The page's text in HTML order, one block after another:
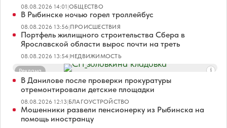
08.08.2026 14:01|ОБЩЕСТВО
В Рыбинске ночью горел троллейбус
08.08.2026 13:56|ПРОИСШЕСТВИЯ
Портфель жилищного строительства Сбера в
Ярославской области вырос почти на треть
08.08.2026 13:54|НЕДВИЖИМОСТЬ
Реклама
В Данилове после проверки прокуратуры
отремонтировали детские площадки
08.08.2026 12:13|БЛАГОУСТРОЙСТВО
Мошенники развели пенсионерку из Рыбинска на
помощь иностранцу